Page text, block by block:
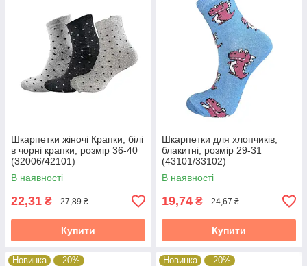
Шкарпетки жіночі Крапки, білі
в чорні крапки, розмір 36-40
(32006/42101)
В наявності
22,31 ₴ 27,89 ₴
Купити
Шкарпетки для хлопчиків,
блакитні, розмір 29-31
(43101/33102)
В наявності
19,74 ₴ 24,67 ₴
Купити
Новинка –20% Новинка –20%